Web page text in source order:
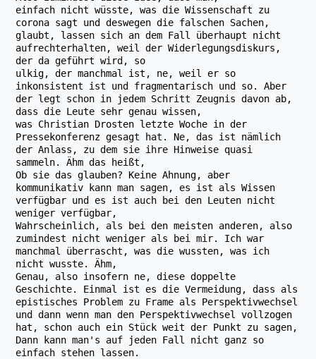
einfach nicht wüsste, was die Wissenschaft zu
corona sagt und deswegen die falschen Sachen,
glaubt, lassen sich an dem Fall überhaupt nicht
aufrechterhalten, weil der Widerlegungsdiskurs,
der da geführt wird, so
ulkig, der manchmal ist, ne, weil er so
inkonsistent ist und fragmentarisch und so. Aber
der legt schon in jedem Schritt Zeugnis davon ab,
dass die Leute sehr genau wissen,
was Christian Drosten letzte Woche in der
Pressekonferenz gesagt hat. Ne, das ist nämlich
der Anlass, zu dem sie ihre Hinweise quasi
sammeln. Ähm das heißt,
Ob sie das glauben? Keine Ahnung, aber
kommunikativ kann man sagen, es ist als Wissen
verfügbar und es ist auch bei den Leuten nicht
weniger verfügbar,
Wahrscheinlich, als bei den meisten anderen, also
zumindest nicht weniger als bei mir. Ich war
manchmal überrascht, was die wussten, was ich
nicht wusste. Ähm,
Genau, also insofern ne, diese doppelte
Geschichte. Einmal ist es die Vermeidung, dass als
epistisches Problem zu Frame als Perspektivwechsel
und dann wenn man den Perspektivwechsel vollzogen
hat, schon auch ein Stück weit der Punkt zu sagen,
Dann kann man's auf jeden Fall nicht ganz so
einfach stehen lassen.